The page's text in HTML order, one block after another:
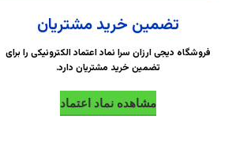
DigiArzanSara
DigiArzanSara
تضمین خرید مشتریان
فروشگاه دیجی ارزان سرا نماد اعتماد الکترونیکی را برای
تضمین خرید مشتریان دارد.
مشاهده نماد اعتماد